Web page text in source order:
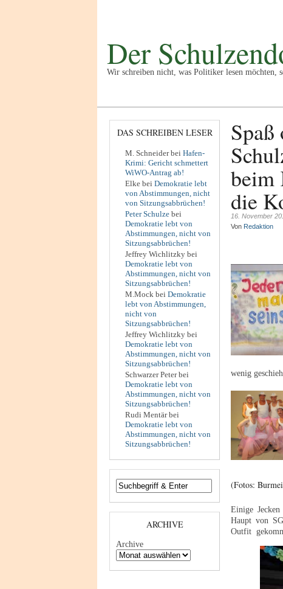
Der
Wir schreiben nicht, was Politiker lesen möchten,
DAS SCHREIBEN LESER
M. Schneiderbei Hafen-
Krimi: Gericht schmettert
WiWO-Antrag ab!
Elke bei Demokratie lebt
von Abstimmungen, nicht
von Sitzungsabbrüchen!
Peter Schulze bei
Demokratie lebt von
Abstimmungen, nicht von
Sitzungsabbrüchen!
Jeffrey Wichlitzky bei
Demokratie lebt von
Abstimmungen, nicht von
Sitzungsabbrüchen!
M.Mock bei Demokratie
lebt von Abstimmungen,
nicht von
Sitzungsabbrüchen!
Jeffrey Wichlitzky bei
Demokratie lebt von
Abstimmungen, nicht von
Sitzungsabbrüchen!
Schwarzer Peterbei
Demokratie lebt von
Abstimmungen, nicht von
Sitzungsabbrüchen!
Rudi Mentärbei
Demokratie lebt von
Abstimmungen, nicht von
Sitzungsabbrüchen!
ARCHIVE
Archive
Spaß
beim
die
16. November
Von Redaktion
wenig
(Fotos:
Einige
Haupt von
Outfit